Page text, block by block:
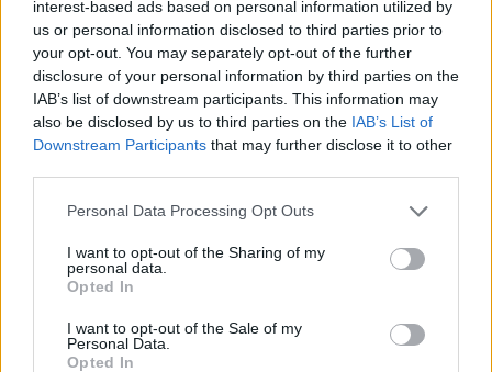
interest-based ads based on personal information utilized by
us or personal information disclosed to third parties prior to
your opt-out. You may separately opt-out of the further
disclosure of your personal information by third parties on the
IAB’s list of downstream participants. This information may
also be disclosed by us to third parties on the IAB’s List of
Downstream Participants that may further disclose it to other
Personal Data Processing Opt Outs
I want to opt-out of the Sharing of my
personal data.
Opted In
I want to opt-out of the Sale of my
Personal Data.
Opted In
09 Ιανουαρίου 2012 08:00
Γιατί οι υψηλόμισθες είναι
περισσότερο θύματα απιστίας;
Ποια είναι άραγε η διαφορά μεταξύ μιας
υψηλόμισθης και μιας χαμηλόμισθης γυναίκας
έστω κι αν είναι το ίδιο γοητευτικές;